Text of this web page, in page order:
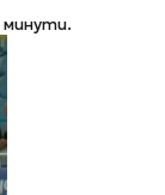
минути.